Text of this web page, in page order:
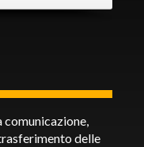
comunicazione,
delle